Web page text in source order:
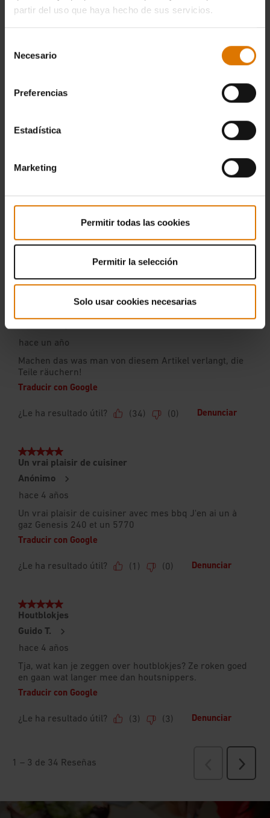
partir del uso que haya hecho de sus servicios.
Necesario
Preferencias
Estadística
Marketing
Permitir todas las cookies
Permitir la selección
Solo usar cookies necesarias